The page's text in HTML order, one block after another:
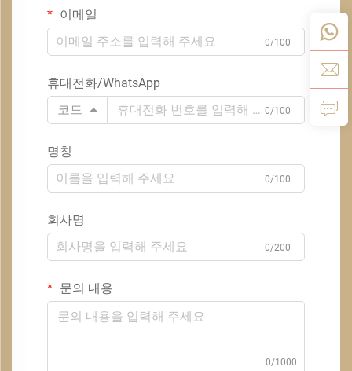
이메일
0/100
휴대전화/WhatsApp
코드
0/100
명칭
0/100
회사명
0/200
문의 내용
0/1000